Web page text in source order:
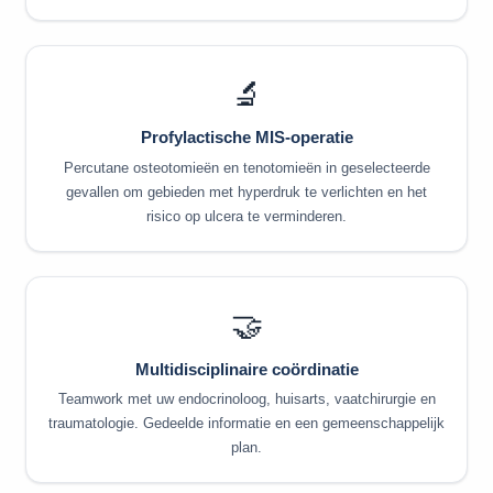
🔬
Profylactische MIS-operatie
Percutane osteotomieën en tenotomieën in geselecteerde
gevallen om gebieden met hyperdruk te verlichten en het
risico op ulcera te verminderen.
🤝
Multidisciplinaire coördinatie
Teamwork met uw endocrinoloog, huisarts, vaatchirurgie en
traumatologie. Gedeelde informatie en een gemeenschappelijk
plan.